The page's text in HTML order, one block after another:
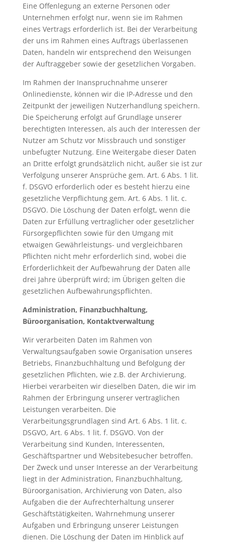
Eine Offenlegung an externe Personen oder
Unternehmen erfolgt nur, wenn sie im Rahmen
eines Vertrags erforderlich ist. Bei der Verarbeitung
der uns im Rahmen eines Auftrags überlassenen
Daten, handeln wir entsprechend den Weisungen
der Auftraggeber sowie der gesetzlichen Vorgaben.
Im Rahmen der Inanspruchnahme unserer
Onlinedienste, können wir die IP-Adresse und den
Zeitpunkt der jeweiligen Nutzerhandlung speichern.
Die Speicherung erfolgt auf Grundlage unserer
berechtigten Interessen, als auch der Interessen der
Nutzer am Schutz vor Missbrauch und sonstiger
unbefugter Nutzung. Eine Weitergabe dieser Daten
an Dritte erfolgt grundsätzlich nicht, außer sie ist zur
Verfolgung unserer Ansprüche gem. Art. 6 Abs. 1 lit.
f. DSGVO erforderlich oder es besteht hierzu eine
gesetzliche Verpflichtung gem. Art. 6 Abs. 1 lit. c.
DSGVO. Die Löschung der Daten erfolgt, wenn die
Daten zur Erfüllung vertraglicher oder gesetzlicher
Fürsorgepflichten sowie für den Umgang mit
etwaigen Gewährleistungs- und vergleichbaren
Pflichten nicht mehr erforderlich sind, wobei die
Erforderlichkeit der Aufbewahrung der Daten alle
drei Jahre überprüft wird; im Übrigen gelten die
gesetzlichen Aufbewahrungspflichten.
Administration, Finanzbuchhaltung,
Büroorganisation, Kontaktverwaltung
Wir verarbeiten Daten im Rahmen von
Verwaltungsaufgaben sowie Organisation unseres
Betriebs, Finanzbuchhaltung und Befolgung der
gesetzlichen Pflichten, wie z.B. der Archivierung.
Hierbei verarbeiten wir dieselben Daten, die wir im
Rahmen der Erbringung unserer vertraglichen
Leistungen verarbeiten. Die
Verarbeitungsgrundlagen sind Art. 6 Abs. 1 lit. c.
DSGVO, Art. 6 Abs. 1 lit. f. DSGVO. Von der
Verarbeitung sind Kunden, Interessenten,
Geschäftspartner und Websitebesucher betroffen.
Der Zweck und unser Interesse an der Verarbeitung
liegt in der Administration, Finanzbuchhaltung,
Büroorganisation, Archivierung von Daten, also
Aufgaben die der Aufrechterhaltung unserer
Geschäftstätigkeiten, Wahrnehmung unserer
Aufgaben und Erbringung unserer Leistungen
dienen. Die Löschung der Daten im Hinblick auf